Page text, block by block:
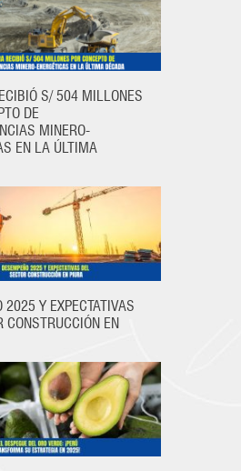
en
Facebook
en
LinkedIn
en
Twitter
S/ 504 MILLONES
DE
MINERO-
EN LA ÚLTIMA
2025 Y EXPECTATIVAS
CONSTRUCCIÓN EN